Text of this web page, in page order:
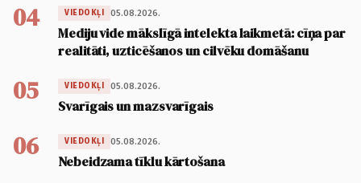
04 VIEDOKĻI 05.08.2026.
Mediju vide mākslīgā intelekta laikmetā: cīņa par
realitāti, uzticēšanos un cilvēku domāšanu
05 VIEDOKĻI 05.08.2026.
Svarīgais un mazsvarīgais
06 VIEDOKĻI 05.08.2026.
Nebeidzama tīklu kārtošana